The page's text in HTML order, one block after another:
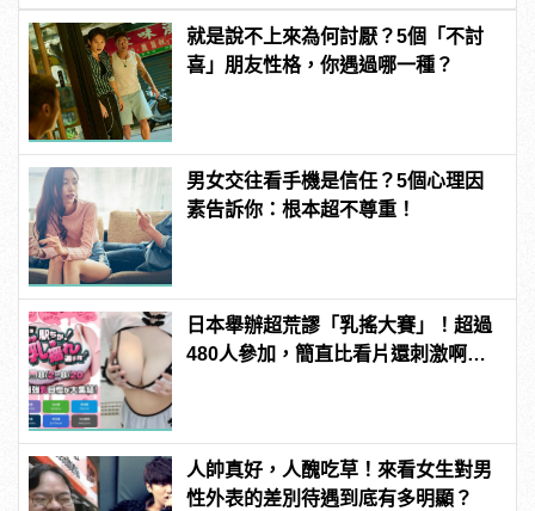
就是說不上來為何討厭？5個「不討
喜」朋友性格，你遇過哪一種？
男女交往看手機是信任？5個心理因
素告訴你：根本超不尊重！
日本舉辦超荒謬「乳搖大賽」！超過
480人參加，簡直比看片還刺激啊！ |
人帥真好，人醜吃草！來看女生對男
性外表的差別待遇到底有多明顯？